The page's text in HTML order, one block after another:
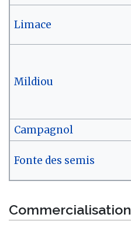
Limace
Mildiou
Campagnol
Fonte des semis
Commercialisation